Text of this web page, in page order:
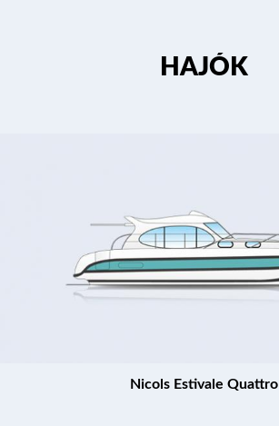
HAJÓK
Nicols Estivale Quattro